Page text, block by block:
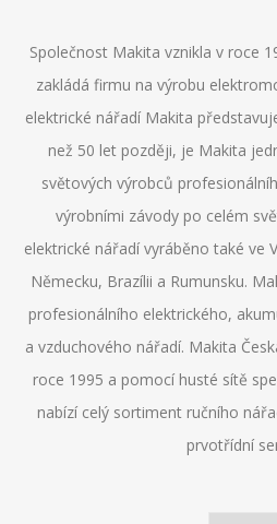
Společnost Makita vznikla v roce
zakládá firmu na výrobu
elektrické nářadí Makita
než 50 let později, je Makita
světových výrobců
výrobními závody po celém
elektrické nářadí vyráběno také ve
Německu, Brazílii a Rumunsku.
profesionálního elektrického,
a vzduchového nářadí. Makita
roce 1995 a pomocí husté sítě
nabízí celý sortiment ručního
prvotřídní